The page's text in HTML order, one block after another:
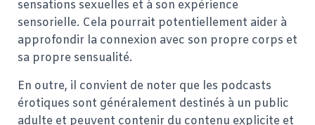
sensations sexuelles et à son expérience
sensorielle. Cela pourrait potentiellement aider à
approfondir la connexion avec son propre corps et
sa propre sensualité.
En outre, il convient de noter que les podcasts
érotiques sont généralement destinés à un public
adulte et peuvent contenir du contenu explicite et